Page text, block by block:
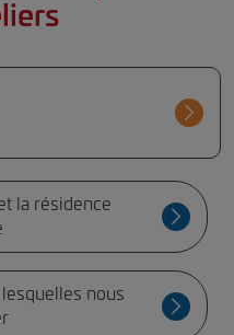
la résidence
nous